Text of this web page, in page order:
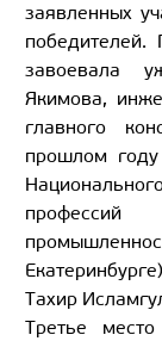
заявленных
завоевала
Якимова,
главного
прошлом
профессий
Тахир
Третье